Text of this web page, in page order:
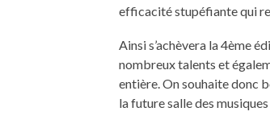
efficacité stupéfiante qui
Ainsi s’achèvera la 4ème
nombreux talents et
entière. On souhaite donc
la future salle des